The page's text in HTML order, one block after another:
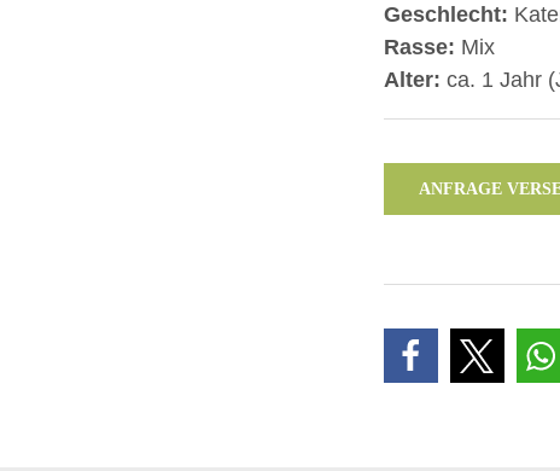
Geschlecht:
Rasse: Mix
Alter: ca. 1 Jahr
ANFRAGE